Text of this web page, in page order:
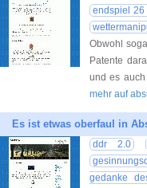
endspiel 26
Obwohl
Patente
und es
mehr auf
Es ist etwas oberfaul in
ddr 2.0
gedanke